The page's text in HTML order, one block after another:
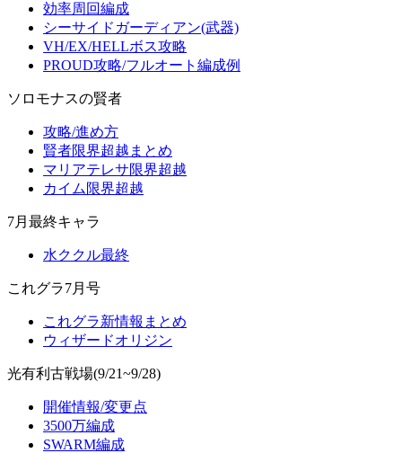
効率周回編成
シーサイドガーディアン(武器)
VH/EX/HELLボス攻略
PROUD攻略/フルオート編成例
ソロモナスの賢者
攻略/進め方
賢者限界超越まとめ
マリアテレサ限界超越
カイム限界超越
7月最終キャラ
水ククル最終
これグラ7月号
これグラ新情報まとめ
ウィザードオリジン
光有利古戦場(9/21~9/28)
開催情報/変更点
3500万編成
SWARM編成